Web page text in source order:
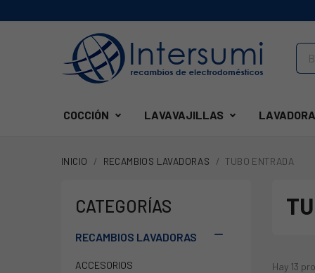
COCCIÓN LAVAVAJILLAS
INICIO RECAMBIOS LAVADORAS TUBO ENTRADA
CATEGORÍAS
RECAMBIOS LAVADORAS 
ACCESORIOS
Hay 13